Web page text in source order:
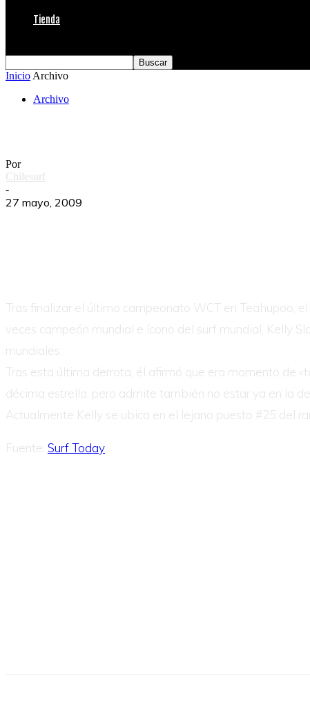
Tienda
Inicio Archivo
Archivo
Por
Chilesurf
-
27 mayo, 2009
Tras finalizar el último campeonato WCT en Teahupoo,
veces campeón mundial e ícono del surf mundial, Kelly
mundiales.
Tras esta última derrota, él afirmó que era momento de
décima estrella, pero admite también no estar ya en la
Actualmente Kelly se ubica en el lejano puesto #25 del
Fuente: Surf Today